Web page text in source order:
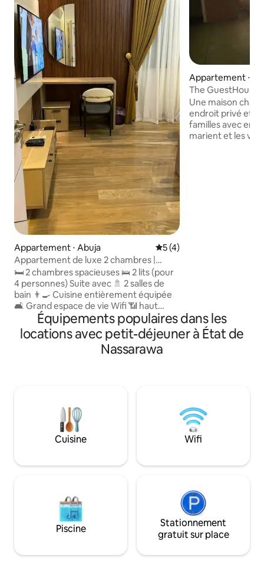
Appartement ⋅ Abuja Évaluation moyenne sur
5 (4)
Appartement de luxe 2 chambres |
Technologie de la maison intelligente |
Sécurité 24h/24 et 7j/7
🛏️ 2 chambres spacieuses 🛌 2 lits (pour
4 personnes) Suite avec 🚿 2 salles de
bain 👨‍🍳 Cuisine entièrement équipée
🛋️ Grand espace de vie Wifi 📶 haut
débit 📺 Netflix et Amazon Prime Haut-
parleurs de plafond 🔊 Bluetooth
Éclairage des capteurs d'💡ambiance et
de mouvement Sécurité 🛡️ 24h/24, 7j ⚡
demande 📍 Un emplacement pratique
🚖 Logistique disponible 📩 Envoyez-
nous un message pour les demandes
d'arrivée et de départ anticipées ! 🚀
Appartement ⋅
The GuestHouse
Une maison
endroit privé et
familles avec
marient et les
Équipements populaires dans les
locations avec petit-déjeuner à État de
Nassarawa
Cuisine Wifi
Piscine
Stationnement
gratuit sur place